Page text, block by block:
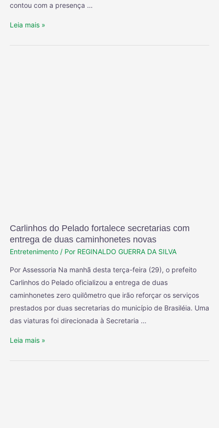
contou com a presença …
Leia mais »
Carlinhos do Pelado fortalece secretarias com
entrega de duas caminhonetes novas
Entretenimento / Por REGINALDO GUERRA DA SILVA
Por Assessoria Na manhã desta terça-feira (29), o prefeito
Carlinhos do Pelado oficializou a entrega de duas
caminhonetes zero quilômetro que irão reforçar os serviços
prestados por duas secretarias do município de Brasiléia. Uma
das viaturas foi direcionada à Secretaria …
Leia mais »